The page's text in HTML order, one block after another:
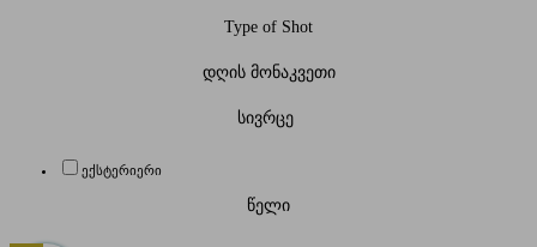
Type of Shot
დღის მონაკვეთი
სივრცე
ექსტერიერი
წელი